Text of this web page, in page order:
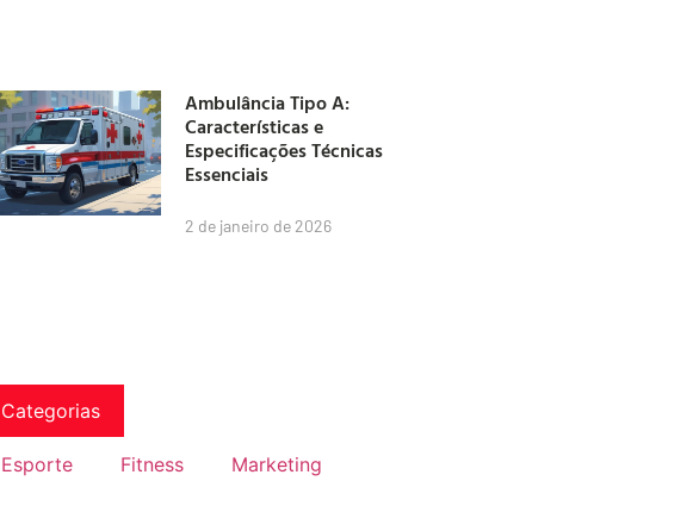
Ambulância Tipo A:
Características e
Especificações Técnicas
Essenciais
2 de janeiro de 2026
Categorias
Esporte Fitness Marketing